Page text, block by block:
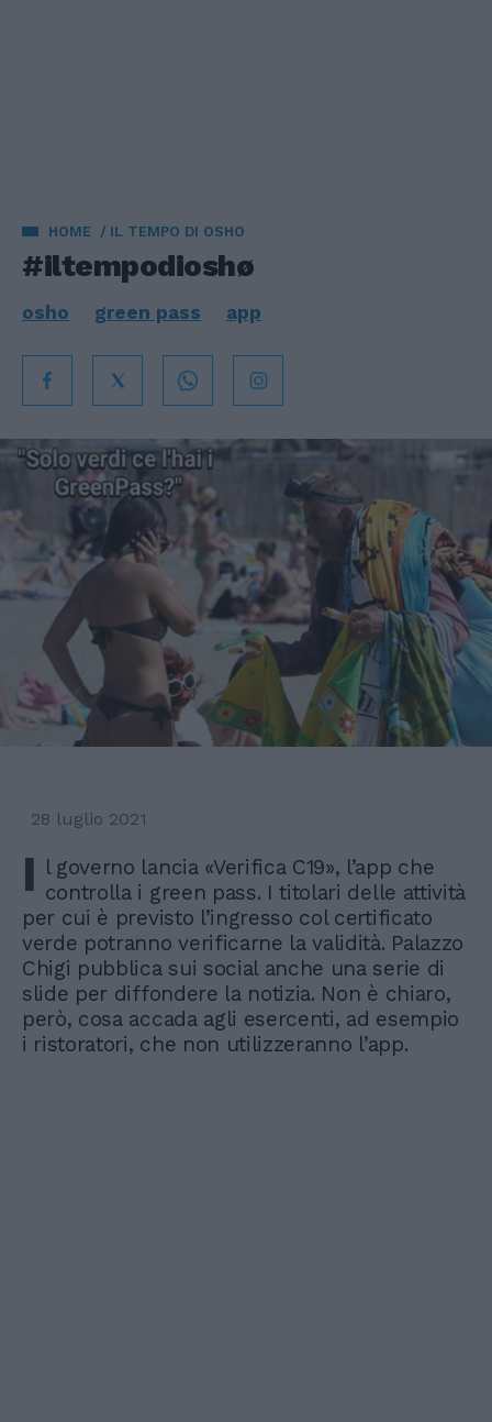
HOME IL TEMPO DI OSHO
#iltempodioshø
osho green pass app
28 luglio 2021
I l governo lancia «Verifica C19», l’app che
controlla i green pass. I titolari delle attività
per cui è previsto l’ingresso col certificato
verde potranno verificarne la validità. Palazzo
Chigi pubblica sui social anche una serie di
slide per diffondere la notizia. Non è chiaro,
però, cosa accada agli esercenti, ad esempio
i ristoratori, che non utilizzeranno l’app.